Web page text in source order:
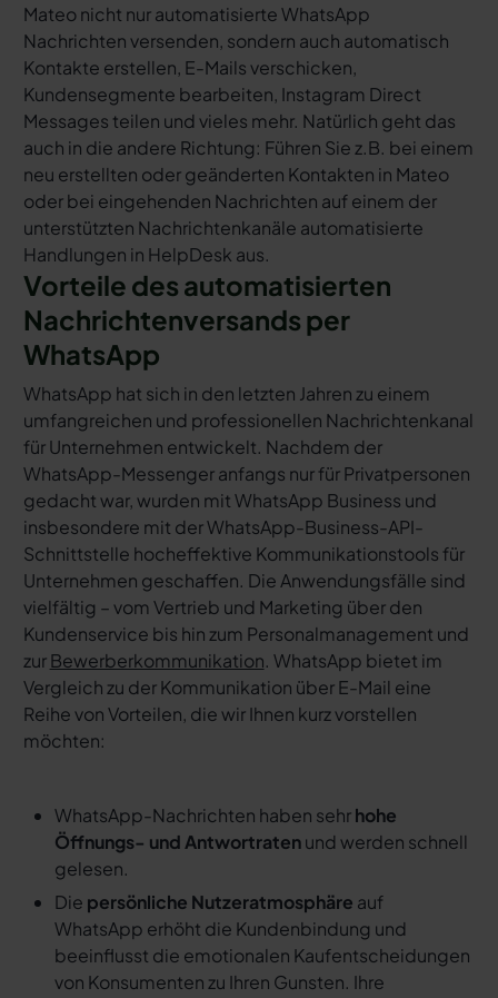
Mateo nicht nur automatisierte WhatsApp
Nachrichten versenden, sondern auch automatisch
Kontakte erstellen, E-Mails verschicken,
Kundensegmente bearbeiten, Instagram Direct
Messages teilen und vieles mehr. Natürlich geht das
auch in die andere Richtung: Führen Sie z.B. bei einem
neu erstellten oder geänderten Kontakten in Mateo
oder bei eingehenden Nachrichten auf einem der
unterstützten Nachrichtenkanäle automatisierte
Handlungen in HelpDesk aus.
Vorteile des automatisierten
Nachrichtenversands per
WhatsApp
WhatsApp hat sich in den letzten Jahren zu einem
umfangreichen und professionellen Nachrichtenkanal
für Unternehmen entwickelt. Nachdem der
WhatsApp-Messenger anfangs nur für Privatpersonen
gedacht war, wurden mit WhatsApp Business und
insbesondere mit der WhatsApp-Business-API-
Schnittstelle hocheffektive Kommunikationstools für
Unternehmen geschaffen. Die Anwendungsfälle sind
vielfältig – vom Vertrieb und Marketing über den
Kundenservice bis hin zum Personalmanagement und
zurBewerberkommunikation. WhatsApp bietet im
Vergleich zu der Kommunikation über E-Mail eine
Reihe von Vorteilen, die wir Ihnen kurz vorstellen
möchten:
WhatsApp-Nachrichten haben sehrhohe
Öffnungs- und Antwortratenund werden schnell
gelesen.
Die persönliche Nutzeratmosphäre auf
WhatsApp erhöht die Kundenbindung und
beeinflusst die emotionalen Kaufentscheidungen
von Konsumenten zu Ihren Gunsten. Ihre